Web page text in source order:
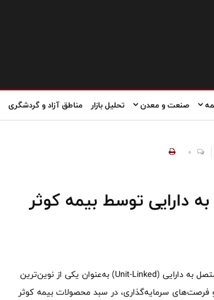
صنعت و معدن تحلیل بازار مناطق آزاد و گردشگری
0
دارایی توسط بیمه کوثر
به گزارش طلانیوز از روابط عمومی و تبلیغات، بیمه‌نامه عمر متصل به دارایی (Unit-Linked) به‌عنوان یکی از نوین‌ترین
سرمایه‌گذاری، در سبد محصولات بیمه کوثر